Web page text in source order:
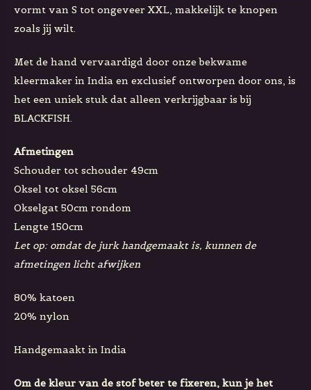
vormt van S tot ongeveer XXL, makkelijk te knopen
zoals jij wilt.
Met de hand vervaardigd door onze bekwame
kleermaker in India en exclusief ontworpen door ons, is
het een uniek stuk dat alleen verkrijgbaar is bij
BLACKFISH.
Afmetingen
Schouder tot schouder 49cm
Oksel tot oksel 56cm
Okselgat 50cm rondom
Lengte 150cm
Let op: omdat de jurk handgemaakt is, kunnen de
afmetingen licht afwijken
80% katoen
20% nylon
Handgemaakt in India
Om de kleur van de stof beter te fixeren, kun je het